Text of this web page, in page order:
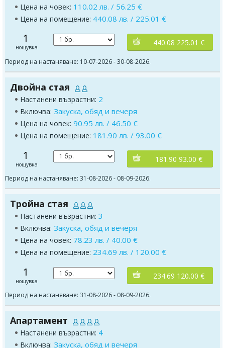
Цена на човек: 110.02 лв. / 56.25 €
Цена на помещение: 440.08 лв. / 225.01 €
1
нощувка
440.08 225.01 €
Период на настаняване: 10-07-2026 - 30-08-2026.
Двойна стая
Настанени възрастни: 2
Включва: Закуска, обяд и вечеря
Цена на човек: 90.95 лв. / 46.50 €
Цена на помещение: 181.90 лв. / 93.00 €
1
нощувка
181.90 93.00 €
Период на настаняване: 31-08-2026 - 08-09-2026.
Тройна стая
Настанени възрастни: 3
Включва: Закуска, обяд и вечеря
Цена на човек: 78.23 лв. / 40.00 €
Цена на помещение: 234.69 лв. / 120.00 €
1
нощувка
234.69 120.00 €
Период на настаняване: 31-08-2026 - 08-09-2026.
Апартамент
Настанени възрастни: 4
Включва: Закуска, обяд и вечеря